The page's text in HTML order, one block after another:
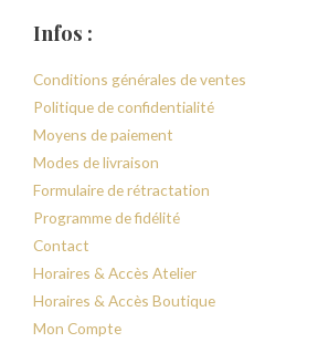
Infos :
Conditions générales de ventes
Politique de confidentialité
Moyens de paiement
Modes de livraison
Formulaire de rétractation
Programme de fidélité
Contact
Horaires & Accès Atelier
Horaires & Accès Boutique
Mon Compte